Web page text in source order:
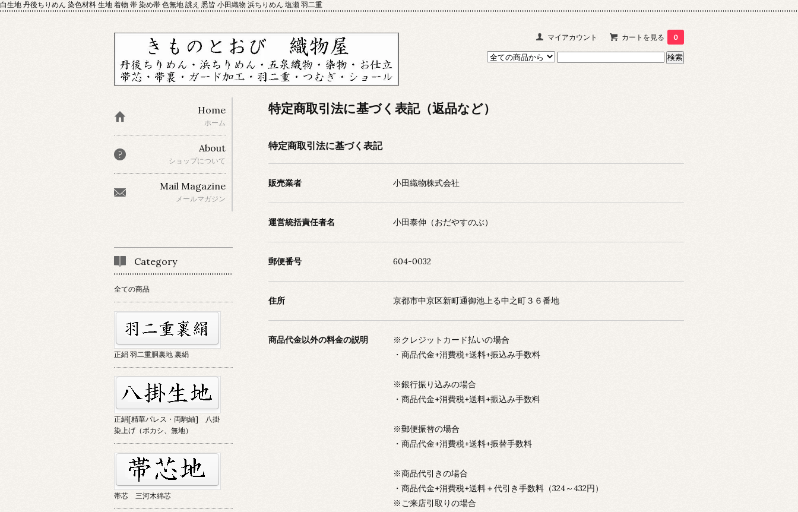
白生地 丹後ちりめん 染色材料 生地 着物 帯 染め帯 色無地 誂え 悉皆 小田織物 浜ちりめん 塩瀬 羽二重
マイアカウント カートを見る 0
特定商取引法に基づく表記（返品など）
特定商取引法に基づく表記
販売業者 小田織物株式会社
運営統括責任者名 小田泰伸（おだやすのぶ）
郵便番号 604-0032
住所 京都市中京区新町通御池上る中之町３６番地
商品代金以外の料金の説明
※クレジットカード払いの場合
・商品代金+消費税+送料+振込み手数料
※銀行振り込みの場合
・商品代金+消費税+送料+振込み手数料
※郵便振替の場合
・商品代金+消費税+送料+振替手数料
※商品代引きの場合
・商品代金+消費税+送料＋代引き手数料（324～432円）
※ご来店引取りの場合
Home
ホーム
About
ショップについて
Mail Magazine
メールマガジン
Category
全ての商品
正絹 羽二重胴裏地 裏絹
正絹[精華パレス・両駒紬] 八掛
染上げ（ボカシ、無地）
帯芯 三河木綿芯